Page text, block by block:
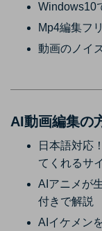
Windows10
Mp4編集フ
動画のノイ
AI動画編集の
日本語対応
てくれるサ
AIアニメが
付きで解説
AIイケメン